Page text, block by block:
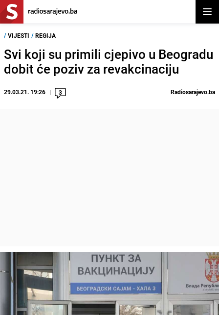
/ VIJESTI / REGIJA
Svi koji su primili cjepivo u Beogradu
dobit će poziv za revakcinaciju
29.03.21. 19:26 3 Radiosarajevo.ba